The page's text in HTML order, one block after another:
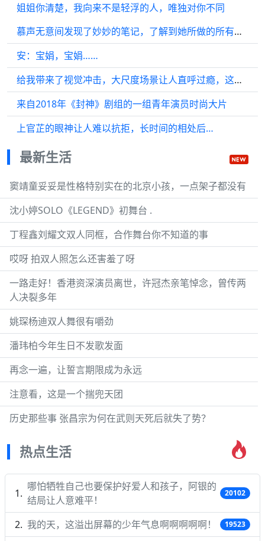
姐姐你清楚，我向来不是轻浮的人，唯独对你不同
慕声无意间发现了妙妙的笔记，了解到她所做的所有事情都是为了完成攻略
安：宝娟，宝娟……
给我带来了视觉冲击，大尺度场景让人直呼过瘾，这次真是将期待值推向了顶峰！
来自2018年《封神》剧组的一组青年演员时尚大片
上官芷的眼神让人难以抗拒，长时间的相处后…
最新生活
窦靖童妥妥是性格特别实在的北京小孩，一点架子都没有
沈小婷SOLO《LEGEND》初舞台 .
丁程鑫刘耀文双人同框，合作舞台你不知道的事
哎呀 拍双人照怎么还害羞了呀
一路走好！香港资深演员离世，许冠杰亲笔悼念，曾传两
人决裂多年
姚琛杨迪双人舞很有嚼劲
潘玮柏今年生日不发歌发面
再念一遍，让誓言期限成为永远
注意看，这是一个揣兜天团
历史那些事 张昌宗为何在武则天死后就失了势？
热点生活
哪怕牺牲自己也要保护好爱人和孩子，阿银的
结局让人意难平！
20102
我的天，这溢出屏幕的少年气息啊啊啊啊啊！ 19523